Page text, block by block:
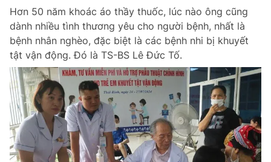
Hơn 50 năm khoác áo thầy thuốc, lúc nào ông cũng
dành nhiều tình thương yêu cho người bệnh, nhất là
bệnh nhân nghèo, đặc biệt là các bệnh nhi bị khuyết
tật vận động. Đó là TS-BS Lê Đức Tố.